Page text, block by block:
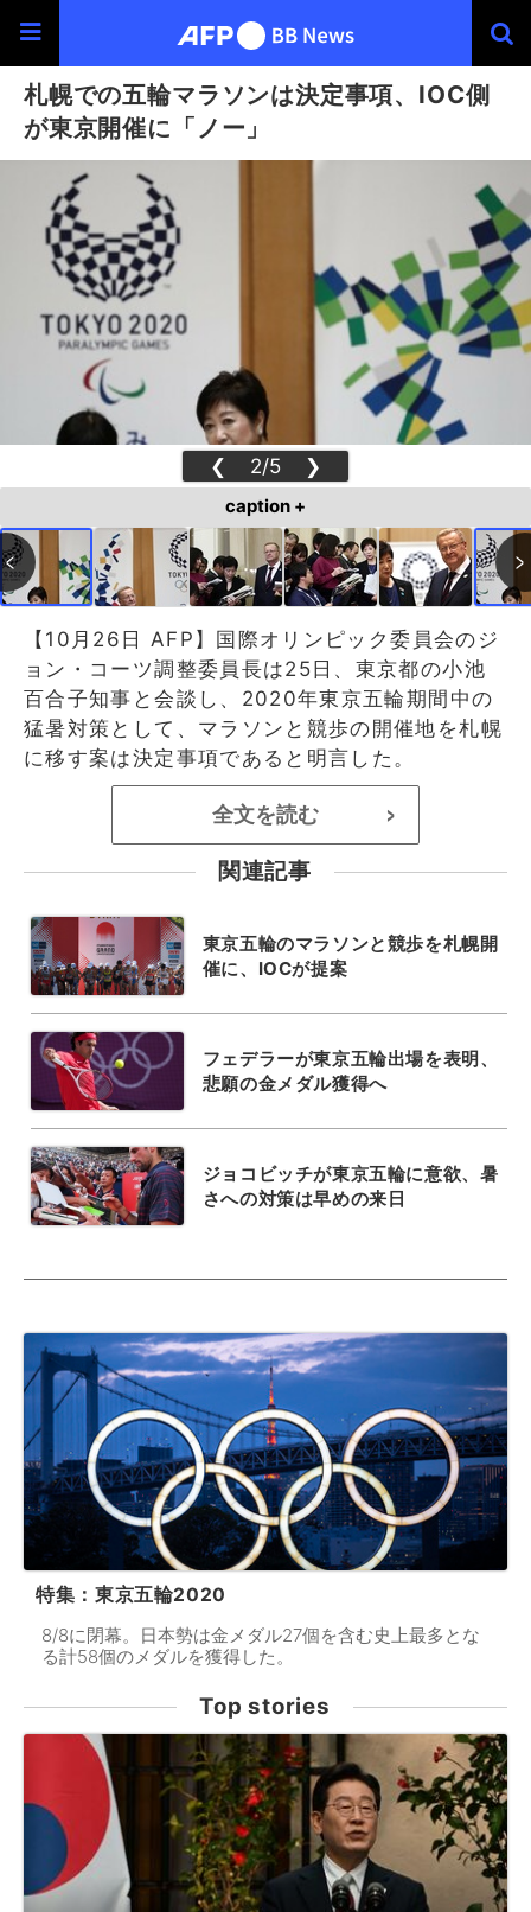
札幌での五輪マラソンは決定事項、IOC側
が東京開催に「ノー」
❮ 2/5 ❯
caption +
【10月26日 AFP】国際オリンピック委員会のジ
ョン・コーツ調整委員長は25日、東京都の小池
百合子知事と会談し、2020年東京五輪期間中の
猛暑対策として、マラソンと競歩の開催地を札幌
に移す案は決定事項であると明言した。
全文を読む >
関連記事
東京五輪のマラソンと競歩を札幌開
催に、IOCが提案
フェデラーが東京五輪出場を表明、
悲願の金メダル獲得へ
ジョコビッチが東京五輪に意欲、暑
さへの対策は早めの来日
特集：東京五輪2020
8/8に閉幕。日本勢は金メダル27個を含む史上最多とな
る計58個のメダルを獲得した。
Top stories